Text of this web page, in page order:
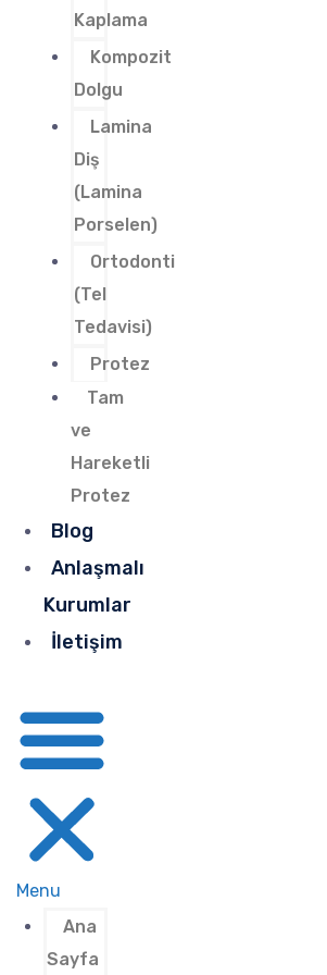
Kaplama
Kompozit
Dolgu
Lamina
Diş
(Lamina
Porselen)
Ortodonti
(Tel
Tedavisi)
Protez
Tam
ve
Hareketli
Protez
Blog
Anlaşmalı
Kurumlar
İletişim
Menu
Ana
Sayfa